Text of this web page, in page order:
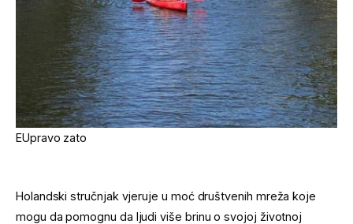
EUpravo zato
Holandski stručnjak vjeruje u moć društvenih mreža koje
mogu da pomognu da ljudi više brinu o svojoj životnoj